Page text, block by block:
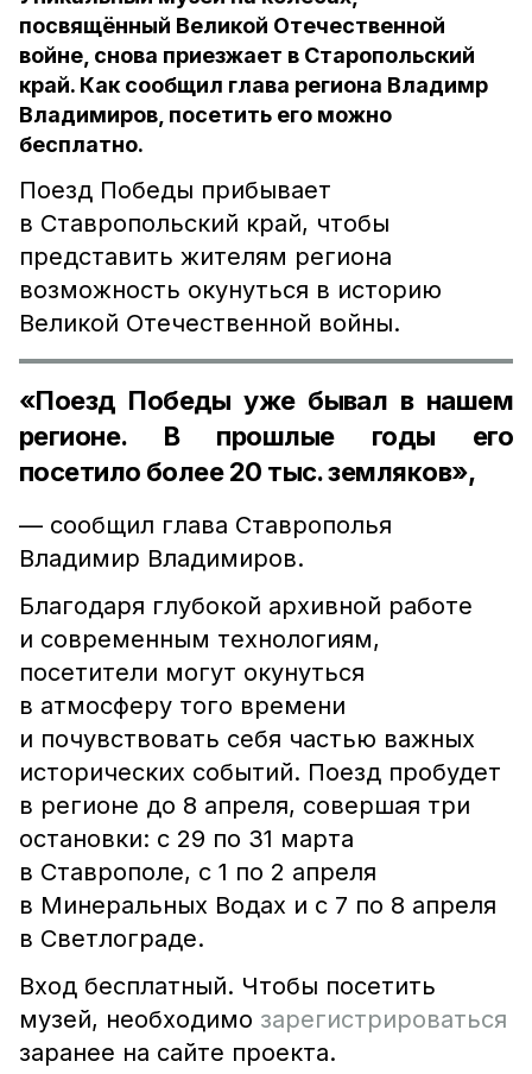
посвящённый Великой Отечественной
войне, снова приезжает в Старопольский
край. Как сообщил глава региона Владимр
Владимиров, посетить его можно
бесплатно.
Поезд Победы прибывает
в Ставропольский край, чтобы
представить жителям региона
возможность окунуться в историю
Великой Отечественной войны.
«Поезд Победы уже бывал в нашем
регионе. В прошлые годы его
посетило более 20 тыс. земляков»,
— сообщил глава Ставрополья
Владимир Владимиров.
Благодаря глубокой архивной работе
и современным технологиям,
посетители могут окунуться
в атмосферу того времени
и почувствовать себя частью важных
исторических событий. Поезд пробудет
в регионе до 8 апреля, совершая три
остановки: с 29 по 31 марта
в Ставрополе, с 1 по 2 апреля
в Минеральных Водах и с 7 по 8 апреля
в Светлограде.
Вход бесплатный. Чтобы посетить
музей, необходимо зарегистрироваться
заранее на сайте проекта.